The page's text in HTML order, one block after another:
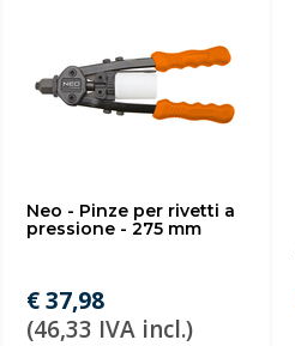
Neo - Pinze per rivetti a
pressione - 275 mm
€ 37,98
(46,33 IVA incl.)